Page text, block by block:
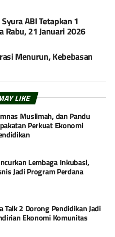
ABI Tetapkan 1
Rabu, 21 Januari 2026
Menurun, Kebebasan
LIKE
Muslimah, dan Pandu
Perkuat Ekonomi
Lembaga Inkubasi,
Jadi Program Perdana
Talk 2 Dorong Pendidikan Jadi
Ekonomi Komunitas